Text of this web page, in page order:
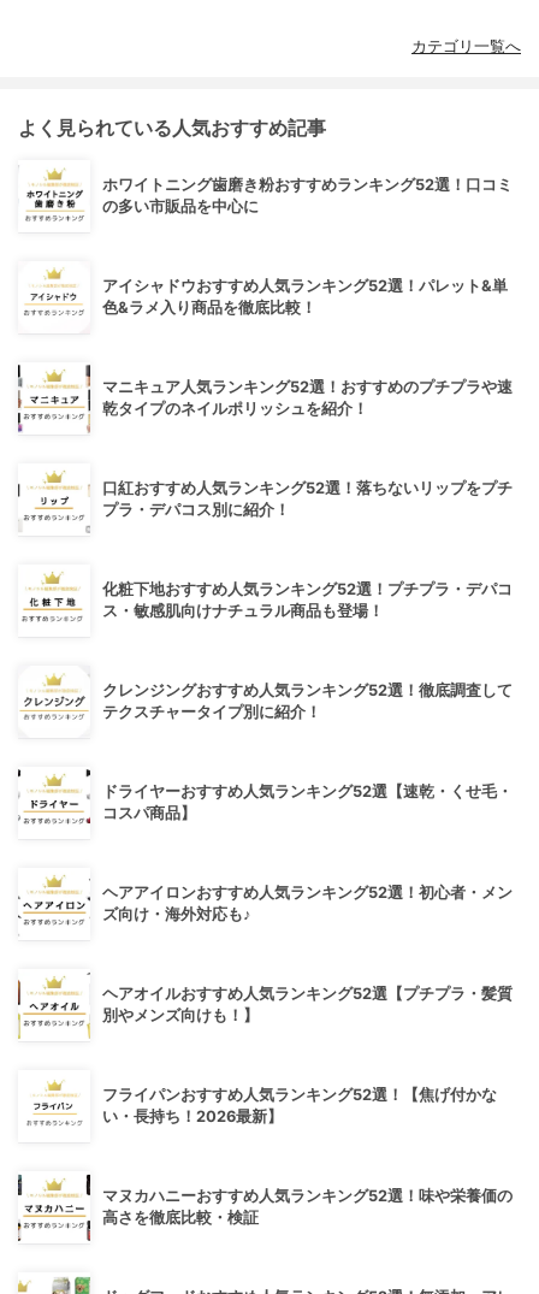
カテゴリ一覧へ
よく見られている人気おすすめ記事
ホワイトニング歯磨き粉おすすめランキング52選！口コミ
の多い市販品を中心に
アイシャドウおすすめ人気ランキング52選！パレット&単
色&ラメ入り商品を徹底比較！
マニキュア人気ランキング52選！おすすめのプチプラや速
乾タイプのネイルポリッシュを紹介！
口紅おすすめ人気ランキング52選！落ちないリップをプチ
プラ・デパコス別に紹介！
化粧下地おすすめ人気ランキング52選！プチプラ・デパコ
ス・敏感肌向けナチュラル商品も登場！
クレンジングおすすめ人気ランキング52選！徹底調査して
テクスチャータイプ別に紹介！
ドライヤーおすすめ人気ランキング52選【速乾・くせ毛・
コスパ商品】
ヘアアイロンおすすめ人気ランキング52選！初心者・メン
ズ向け・海外対応も♪
ヘアオイルおすすめ人気ランキング52選【プチプラ・髪質
別やメンズ向けも！】
フライパンおすすめ人気ランキング52選！【焦げ付かな
い・長持ち！2026最新】
マヌカハニーおすすめ人気ランキング52選！味や栄養価の
高さを徹底比較・検証